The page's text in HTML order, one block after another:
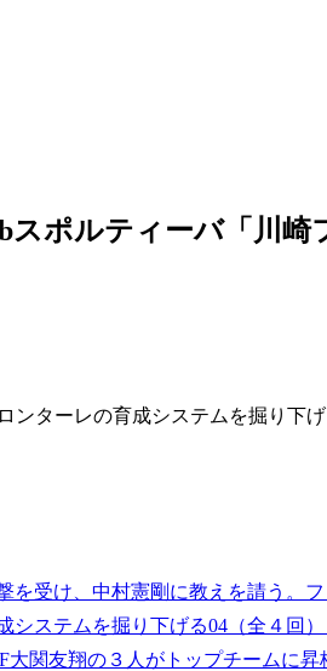
スポルティーバ「川
ンターレの育成システムを掘り下
を受け、中村憲剛に教えを請う。
システムを掘り下げる04（全４
大関友翔の３人がトップチームに